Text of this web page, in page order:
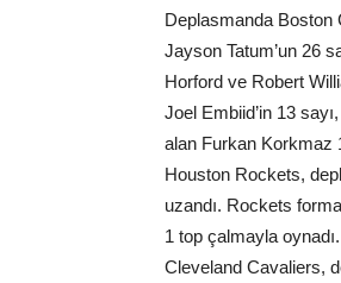
Deplasmanda Boston
Jayson Tatum’un 26
Horford ve Robert
Joel Embiid’in 13
alan Furkan Korkmaz
Houston Rockets,
uzandı. Rockets
1 top çalmayla oynadı.
Cleveland Cavaliers,